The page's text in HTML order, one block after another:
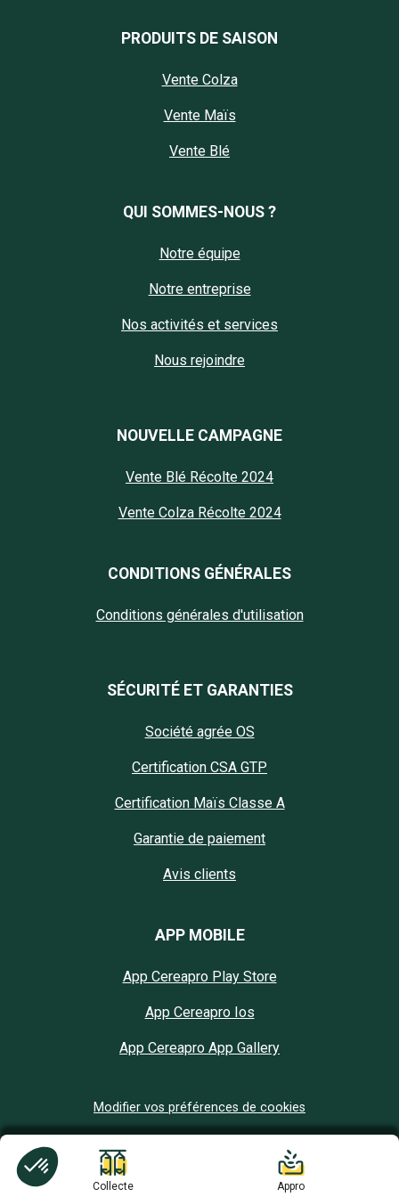
Collecte Appro
PRODUITS DE SAISON
Vente Colza
Vente Maïs
Vente Blé
QUI SOMMES-NOUS ?
Notre équipe
Notre entreprise
Nos activités et services
Nous rejoindre
NOUVELLE CAMPAGNE
Vente Blé Récolte 2024
Vente Colza Récolte 2024
CONDITIONS GÉNÉRALES
Conditions générales d'utilisation
SÉCURITÉ ET GARANTIES
Société agrée OS
Certification CSA GTP
Certification Maïs Classe A
Garantie de paiement
Avis clients
APP MOBILE
App Cereapro Play Store
App Cereapro Ios
App Cereapro App Gallery
Modifier vos préférences de cookies